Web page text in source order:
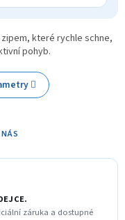
které rychle schne,
pohyb.
záruka a dostupné